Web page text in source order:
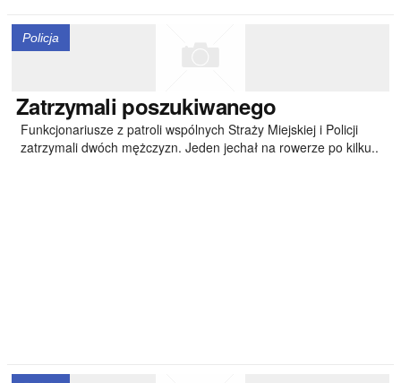
Policja
Zatrzymali poszukiwanego
Funkcjonariusze z patroli wspólnych Straży Miejskiej i Policji
zatrzymali dwóch mężczyzn. Jeden jechał na rowerze po kilku..